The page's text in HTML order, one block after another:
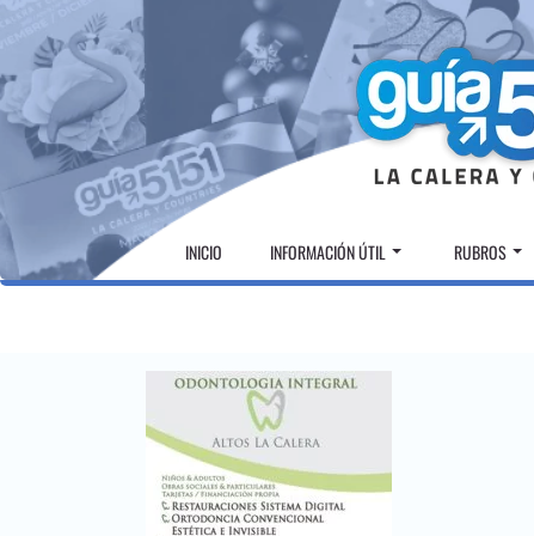
content
INICIO INFORMACIÓN ÚTIL RUBROS